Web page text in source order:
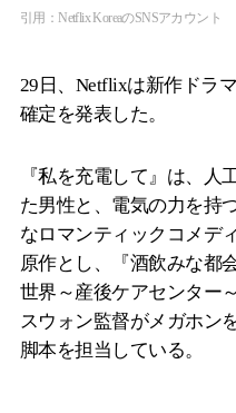
引用：Netflix KoreaのSNSアカウント
29日、Netflixは新作ドラ
確定を発表した。
『私を充電して』は、人
た男性と、電気の力を持
なロマンティックコメデ
原作とし、『酒飲みな都
世界～産後ケアセンター
スウォン監督がメガホン
脚本を担当している。